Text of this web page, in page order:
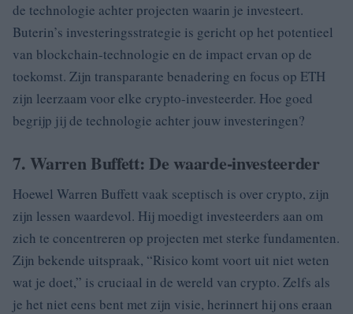
de technologie achter projecten waarin je investeert.
Buterin’s investeringsstrategie is gericht op het potentieel
van blockchain-technologie en de impact ervan op de
toekomst. Zijn transparante benadering en focus op ETH
zijn leerzaam voor elke crypto-investeerder. Hoe goed
begrijp jij de technologie achter jouw investeringen?
7. Warren Buffett: De waarde-investeerder
Hoewel Warren Buffett vaak sceptisch is over crypto, zijn
zijn lessen waardevol. Hij moedigt investeerders aan om
zich te concentreren op projecten met sterke fundamenten.
Zijn bekende uitspraak, “Risico komt voort uit niet weten
wat je doet,” is cruciaal in de wereld van crypto. Zelfs als
je het niet eens bent met zijn visie, herinnert hij ons eraan